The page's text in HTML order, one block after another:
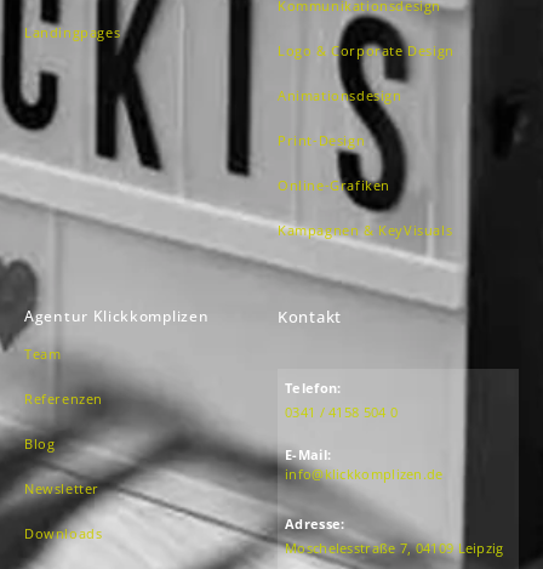
Landingpages
Kommunikationsdesign
Logo & Corporate Design
Animationsdesign
Print-Design
Online-Grafiken
Kampagnen & KeyVisuals
Agentur Klickkomplizen
Team
Referenzen
Blog
Newsletter
Downloads
Kontakt
Telefon:
0341 / 4158 504 0
E-Mail:
info@klickkomplizen.de
Adresse:
Moschelesstraße 7, 04109 Leipzig